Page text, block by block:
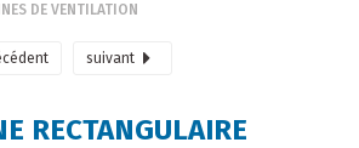
DE VENTILATION
suivant
RECTANGULAIRE